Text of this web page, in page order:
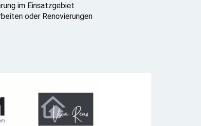
im Einsatzgebiet
oder Renovierungen